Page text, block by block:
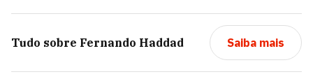
Tudo sobre Fernando Haddad Saiba mais